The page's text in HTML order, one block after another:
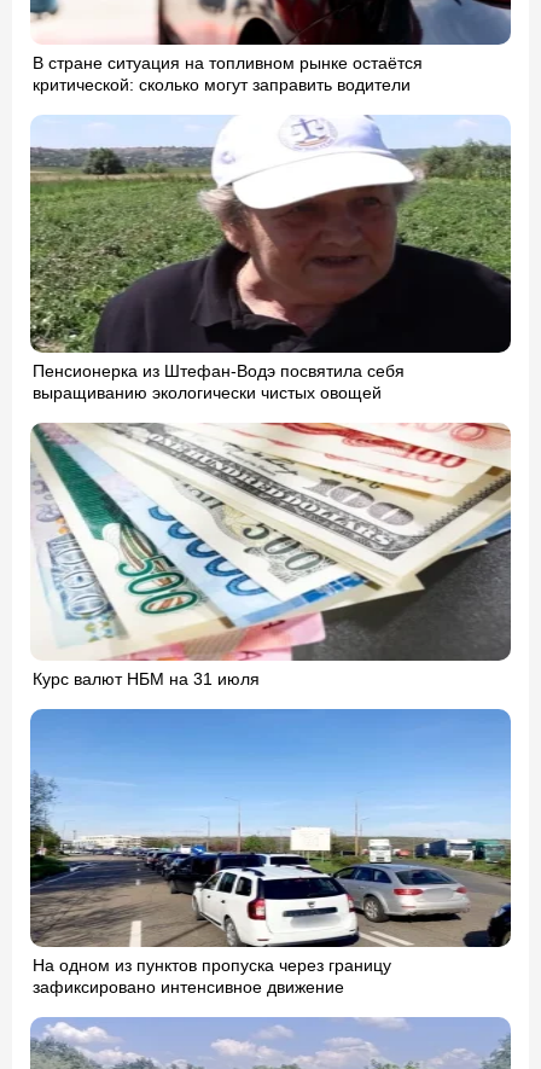
В стране ситуация на топливном рынке остаётся
критической: сколько могут заправить водители
Пенсионерка из Штефан-Водэ посвятила себя
выращиванию экологически чистых овощей
Курс валют НБМ на 31 июля
На одном из пунктов пропуска через границу
зафиксировано интенсивное движение